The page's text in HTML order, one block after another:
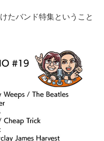
たバンド特集ということ